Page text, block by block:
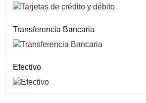
Transferencia Bancaria
Efectivo